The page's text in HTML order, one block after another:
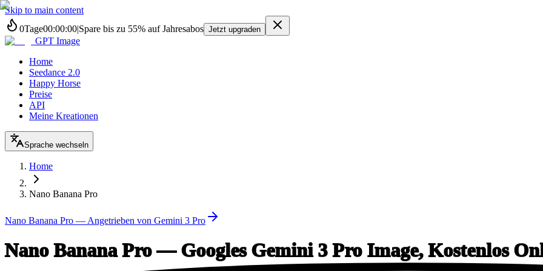
Skip to main content
0Tage00:00:00|Spare bis zu 55% auf Jahresabos Jetzt upgraden
GPT Image
Home
Seedance 2.0
Happy Horse
Preise
API
Meine Kreationen
Sprache wechseln
Home
Nano Banana Pro
Nano Banana Pro — Angetrieben von Gemini 3 Pro
Nano Banana Pro — Googles Gemini 3 Pro Image, Kostenlos